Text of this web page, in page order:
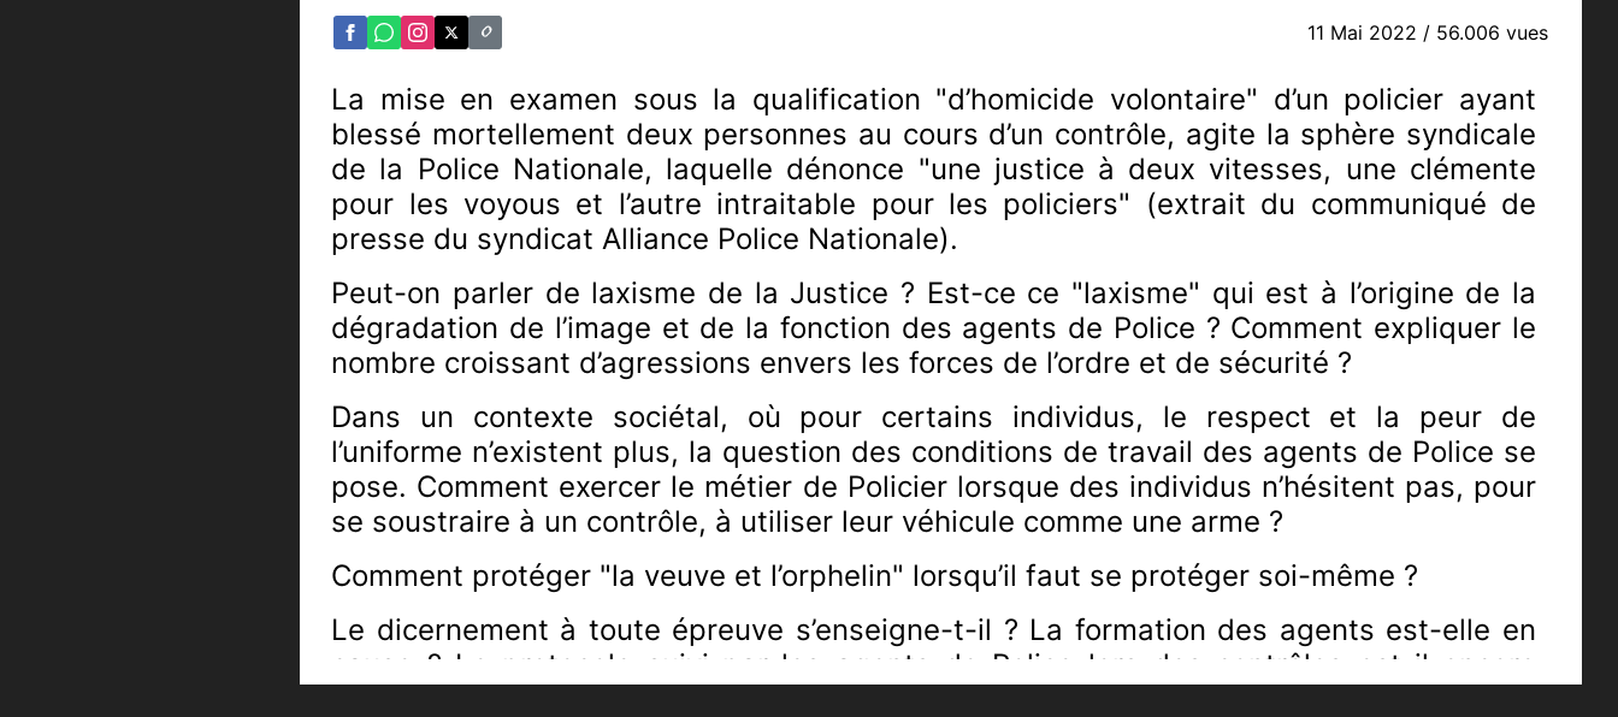
11 Mai 2022 / 56.006 vues
La mise en examen sous la qualification "d’homicide volontaire" d’un policier ayant
blessé mortellement deux personnes au cours d’un contrôle, agite la sphère syndicale
de la Police Nationale, laquelle dénonce "une justice à deux vitesses, une clémente
pour les voyous et l’autre intraitable pour les policiers" (extrait du communiqué de
presse du syndicat Alliance Police Nationale).
Peut-on parler de laxisme de la Justice ? Est-ce ce "laxisme" qui est à l’origine de la
dégradation de l’image et de la fonction des agents de Police ? Comment expliquer le
nombre croissant d’agressions envers les forces de l’ordre et de sécurité ?
Dans un contexte sociétal, où pour certains individus, le respect et la peur de
l’uniforme n’existent plus, la question des conditions de travail des agents de Police se
pose. Comment exercer le métier de Policier lorsque des individus n’hésitent pas, pour
se soustraire à un contrôle, à utiliser leur véhicule comme une arme ?
Comment protéger "la veuve et l’orphelin" lorsqu’il faut se protéger soi-même ?
Le dicernement à toute épreuve s’enseigne-t-il ? La formation des agents est-elle en
cause ? Le protocole suivi par les agents de Police lors des contrôles est-il encore